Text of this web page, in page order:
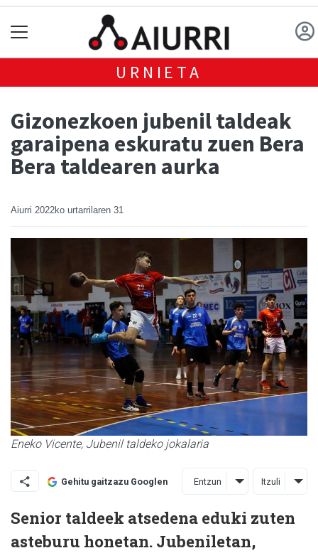
URNIETA
Gizonezkoen jubenil taldeak
garaipena eskuratu zuen Bera
Bera taldearen aurka
Aiurri 2022ko urtarrilaren 31
Eneko Vicente, Jubenil taldeko jokalaria
Gehitu gaitzazu Googlen Entzun Itzuli
Senior taldeek atsedena eduki zuten
asteburu honetan. Jubeniletan,